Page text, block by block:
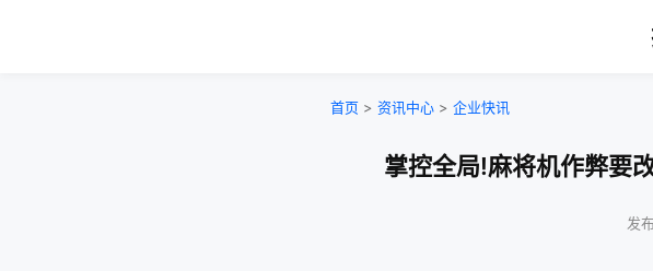
首页 > 资讯中心 > 企业快讯
掌控全局!麻将机作弊要
发